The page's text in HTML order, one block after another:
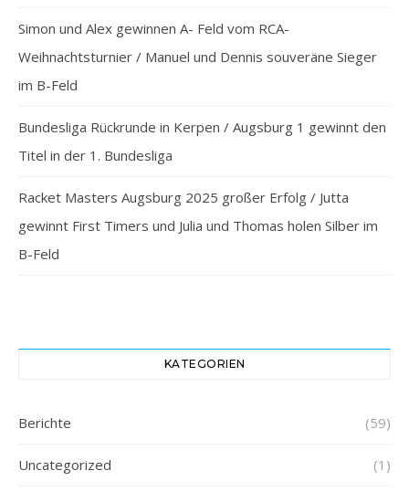
Simon und Alex gewinnen A- Feld vom RCA-
Weihnachtsturnier / Manuel und Dennis souveräne Sieger
im B-Feld
Bundesliga Rückrunde in Kerpen / Augsburg 1 gewinnt den
Titel in der 1. Bundesliga
Racket Masters Augsburg 2025 großer Erfolg / Jutta
gewinnt First Timers und Julia und Thomas holen Silber im
B-Feld
KATEGORIEN
Berichte (59)
Uncategorized (1)